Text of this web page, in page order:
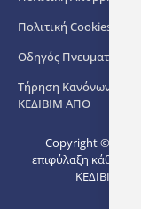
Πολιτική Cookies
Οδηγός Πνευματικής
Τήρηση Κανόνων στο
ΚΕΔΙΒΙΜ ΑΠΘ
Copyright © 2022.
επιφύλαξη κάθε
ΚΕΔΙΒΙΜ ΑΠΘ.